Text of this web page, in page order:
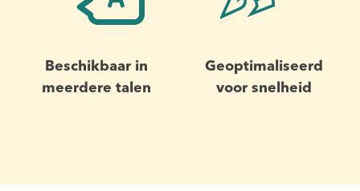
Beschikbaar in
meerdere talen
Geoptimaliseerd
voor snelheid